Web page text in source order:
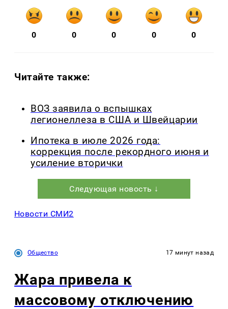
0 0 0 0 0
Читайте также:
ВОЗ заявила о вспышках
легионеллеза в США и Швейцарии
Ипотека в июле 2026 года:
коррекция после рекордного июня и
усиление вторички
Следующая новость ↓
Новости СМИ2
Общество 17 минут назад
Жара привела к
массовому отключению